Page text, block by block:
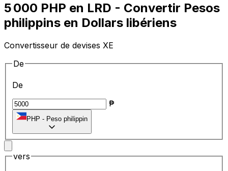
5 000 PHP en LRD - Convertir Pesos
philippins en Dollars libériens
Convertisseur de devises XE
De
De
₱
PHP - Peso philippin
vers